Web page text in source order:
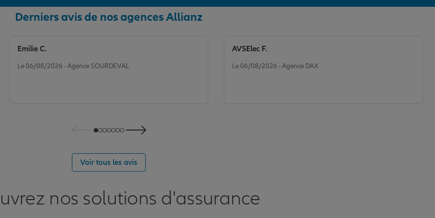
Derniers avis de nos agences Allianz
Le 06/08/2026 - Agence SOURDEVAL
Emilie C.
Le 06/08/2026 - Agence DAX
AVSElec F.
Voir tous les avis
nos solutions d'assurance